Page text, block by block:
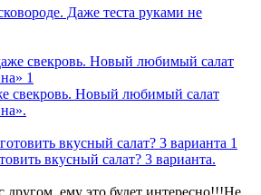
Даже теста руками не
свекровь. Новый любимый салат
вкусный салат? 3 варианта.
другом, ему это будет интересно!!!Не